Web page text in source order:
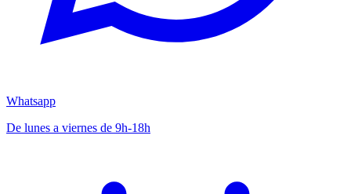
Whatsapp
De lunes a viernes de 9h-18h